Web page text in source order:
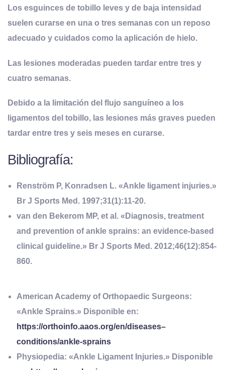
Los esguinces de tobillo leves y de baja intensidad
suelen curarse en una o tres semanas con un reposo
adecuado y cuidados como la aplicación de hielo.
Las lesiones moderadas pueden tardar entre tres y
cuatro semanas.
Debido a la limitación del flujo sanguíneo a los
ligamentos del tobillo, las lesiones más graves pueden
tardar entre tres y seis meses en curarse.
Bibliografía:
Renström P, Konradsen L. «Ankle ligament injuries.»
Br J Sports Med. 1997;31(1):11-20.
van den Bekerom MP, et al. «Diagnosis, treatment
and prevention of ankle sprains: an evidence-based
clinical guideline.» Br J Sports Med. 2012;46(12):854-
860.
American Academy of Orthopaedic Surgeons:
«Ankle Sprains.» Disponible en:
https://orthoinfo.aaos.org/en/diseases–
conditions/ankle-sprains
Physiopedia: «Ankle Ligament Injuries.» Disponible